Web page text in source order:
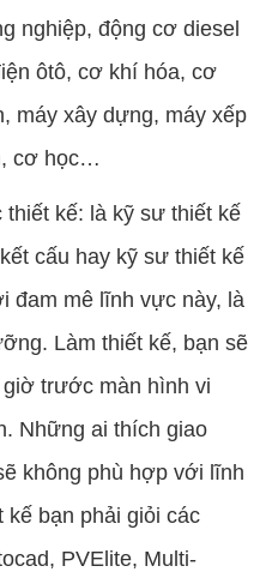
nghiệp, động cơ diesel
ôtô, cơ khí hóa, cơ
máy xây dựng, máy xếp
cơ học…
kế: là kỹ sư thiết kế
cấu hay kỹ sư thiết kế
đam mê lĩnh vực này, là
Làm thiết kế, bạn sẽ
giờ trước màn hình vi
Những ai thích giao
không phù hợp với lĩnh
kế bạn phải giỏi các
PVElite, Multi-